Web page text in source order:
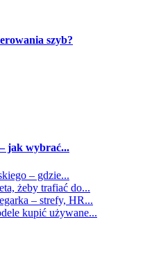
szyb?
jak wybrać...
– gdzie...
żeby trafiać do...
– strefy, HR...
kupić używane...